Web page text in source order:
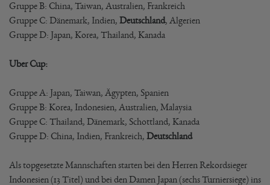
Gruppe B: China, Taiwan, Australien, Frankreich
Gruppe C: Dänemark, Indien, Deutschland, Algerien
Gruppe D: Japan, Korea, Thailand, Kanada
Uber Cup:
Gruppe A: Japan, Taiwan, Ägypten, Spanien
Gruppe B: Korea, Indonesien, Australien, Malaysia
Gruppe C: Thailand, Dänemark, Schottland, Kanada
Gruppe D: China, Indien, Frankreich, Deutschland
Als topgesetzte Mannschaften starten bei den Herren Rekordsieger
Indonesien (13 Titel) und bei den Damen Japan (sechs Turniersiege) ins